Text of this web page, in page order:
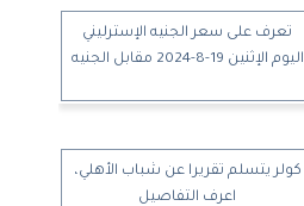
تعرف على سعر الجنيه الإسترليني
اليوم الإثنين 19-8-2024 مقابل الجنيه
كولر يتسلم تقريرا عن شباب الأهلي،
اعرف التفاصيل